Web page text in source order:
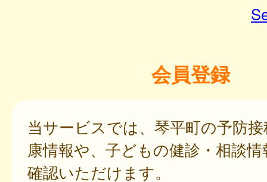
会員登録
当サービスでは、琴平町の予防
康情報や、子どもの健診・相談
確認いただけます。